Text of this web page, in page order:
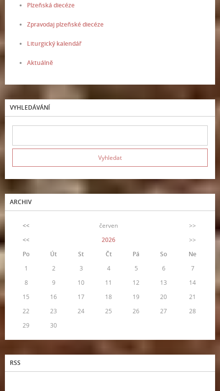
Plzeňská diecéze
Zpravodaj plzeňské diecéze
Liturgický kalendář
Aktuálně
VYHLEDÁVÁNÍ
ARCHIV
<< červen
>>
<<
2026
>>
Po
Út St Čt Pá So
Ne
1
2 3 4 5 6
7
8
9 10 11 12 13
14
15
16 17 18 19 20
21
22
23 24 25 26 27
28
29
30
RSS